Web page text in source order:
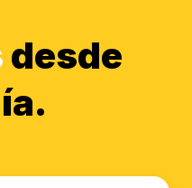
desde